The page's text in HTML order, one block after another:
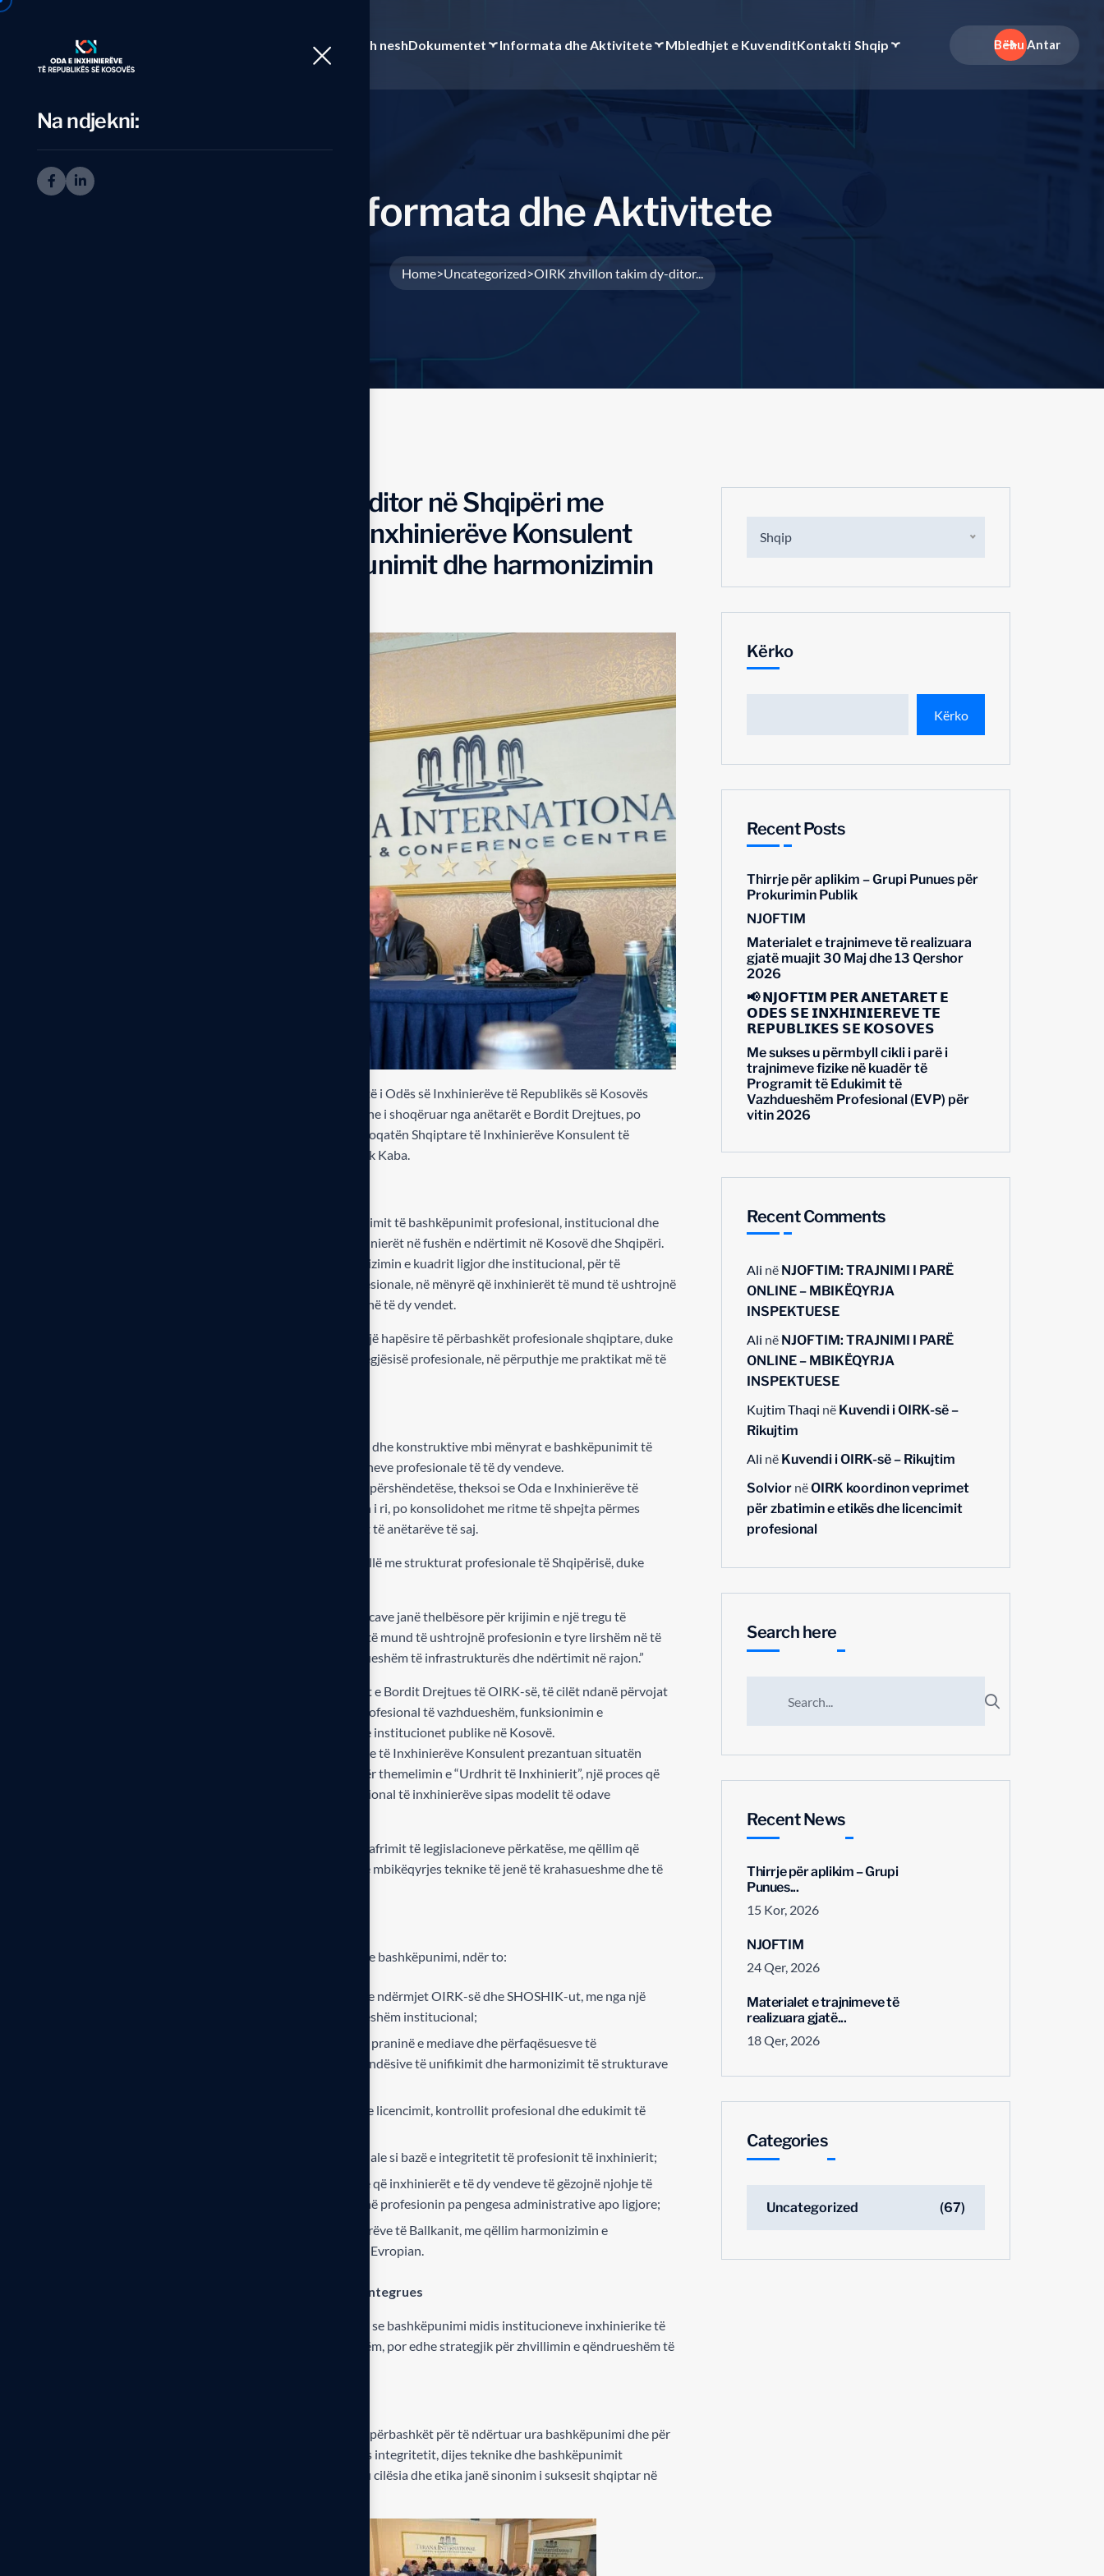
Ballina Rreth neshDokumentet Informata dhe Aktivitete Mbledhjet e KuvenditKontakti Shqip Bëhu Antar
Na ndjekni:
formata dheAktivitete
Home>Uncategorized>OIRK zhvillon takim dy-ditor...
OIRK zhvillon takim dy-ditor në Shqipëri me
Shoqatën Shqiptare të Inxhinierëve Konsulent
për forcimin e bashkëpunimit dhe harmonizimin
Në datat 9 dhe 10 tetor 2025, një delegacion i lartë i Odës së Inxhinierëve të Republikës së Kosovës
(OIRK), i kryesuar nga Kryetari z. Arsim Rapuca dhe i shoqëruar nga anëtarët e Bordit Drejtues, po
zhvillon një takim zyrtar dy-ditor në Tiranë me Shoqatën Shqiptare të Inxhinierëve Konsulent të
Shqipërisë (SHOSHIK), të kryesuar nga Prof. Faruk Kaba.
Ky takim shënoi një hap të rëndësishëm drejt forcimit të bashkëpunimit profesional, institucional dhe
ligjor midis dy organizatave që përfaqësojnë inxhinierët në fushën e ndërtimit në Kosovë dhe Shqipëri.
Në fokus të diskutimeve ishte nevoja për harmonizimin e kuadrit ligjor dhe institucional, për të
mundësuar njohjen e ndërsjellë të licencave profesionale, në mënyrë që inxhinierët të mund të ushtrojnë
profesionin e tyre lirshëm dhe pa pengesa ligjore në të dy vendet.
Ky proces konsiderohet thelbësor për krijimin e një hapësire të përbashkët profesionale shqiptare, duke
përforcuar standardet e cilësisë, etikës dhe përgjegjësisë profesionale, në përputhje me praktikat më të
Gjatë takimit, palët zhvilluan diskutime të hapura dhe konstruktive mbi mënyrat e bashkëpunimit të
qëndrueshëm dhe të strukturuar midis institucioneve profesionale të të dy vendeve.
Kryetari i OIRK-së, z. Arsim Rapuca, në fjalën e tij përshëndetëse, theksoi se Oda e Inxhinierëve të
Republikës së Kosovës, megjithëse një institucion i ri, po konsolidohet me ritme të shpejta përmes
profesionalizmit, transparencës dhe përkushtimit të anëtarëve të saj.
Ai nënvizoi rëndësinë e bashkëpunimit të ndërsjellë me strukturat profesionale të Shqipërisë, duke
“Harmonizimi ligjor dhe njohja e ndërsjellë e licencave janë thelbësore për krijimin e një tregu të
përbashkët profesional, ku inxhinierët shqiptarë të mund të ushtrojnë profesionin e tyre lirshëm në të
dy vendet, duke kontribuar në zhvillimin e qëndrueshëm të infrastrukturës dhe ndërtimit në rajon.”
Në takim dhanë kontribut të çmuar edhe anëtarët e Bordit Drejtues të OIRK-së, të cilët ndanë përvojat
e tyre lidhur me proceset e licencimit, edukimit profesional të vazhdueshëm, funksionimin e
komisioneve profesionale dhe bashkëpunimin me institucionet publike në Kosovë.
Nga ana tjetër, përfaqësuesit e Shoqatës Shqiptare të Inxhinierëve Konsulent prezantuan situatën
aktuale në Shqipëri, ku po pritet miratimi i ligjit për themelimin e “Urdhrit të Inxhinierit”, një proces që
pritet të vendosë bazat për një organizim institucional të inxhinierëve sipas modelit të odave
Në këtë drejtim, palët diskutuan mundësinë e përafrimit të legjislacioneve përkatëse, me qëllim që
proceset e licencimit, kategorive profesionale dhe mbikëqyrjes teknike të jenë të krahasueshme dhe të
Në kuadër të takimit u trajtuan disa tema kryesore bashkëpunimi, ndër to:
Krijimi i një lidhjeje të përhershme koordinuese ndërmjet OIRK-së dhe SHOSHIK-ut, me nga një
përgjegjës-sekretar për komunikim të vazhdueshëm institucional;
Përgatitja e një takimi zyrtar të përbashkët me praninë e mediave dhe përfaqësuesve të
institucioneve shtetërore, për diskutimin e mundësive të unifikimit dhe harmonizimit të strukturave
Shkëmbimi i përvojave profesionale në fushat e licencimit, kontrollit profesional dhe edukimit të
Promovimi i etikës dhe përgjegjësisë profesionale si bazë e integritetit të profesionit të inxhinierit;
Koordinimi për harmonizimin ligjor, në mënyrë që inxhinierët e të dy vendeve të gëzojnë njohje të
ndërsjellë të licencave dhe të mund të ushtrojnë profesionin pa pengesa administrative apo ligjore;
Krijimi i një forumi rajonal të odave të inxhinierëve të Ballkanit, me qëllim harmonizimin e
standardeve profesionale me ato të Bashkimit Evropian.
Drejt një bashkëpunimi të qëndrueshëm dhe integrues
Në përmbyllje të takimit të sotëm, palët theksuan se bashkëpunimi midis institucioneve inxhinierike të
Kosovës dhe Shqipërisë është jo vetëm i nevojshëm, por edhe strategjik për zhvillimin e qëndrueshëm të
“Ne, inxhinierët shqiptarë, kemi një përgjegjësi të përbashkët për të ndërtuar ura bashkëpunimi dhe për
të forcuar vlerat tona profesionale. Vetëm përmes integritetit, dijes teknike dhe bashkëpunimit
institucional mund të ndërtojmë një të ardhme ku cilësia dhe etika janë sinonim i suksesit shqiptar në
Shqip
Kërko
Kërko
Recent Posts
Thirrje për aplikim – Grupi Punues për
Prokurimin Publik
NJOFTIM
Materialet e trajnimeve të realizuara
gjatë muajit 30 Maj dhe 13 Qershor
2026
📢 𝗡𝗝𝗢𝗙𝗧𝗜𝗠 𝗣𝗘̈𝗥 𝗔𝗡𝗘̈𝗧𝗔𝗥𝗘̈𝗧 𝗘
𝗢𝗗𝗘̈𝗦 𝗦𝗘̈ 𝗜𝗡𝗫𝗛𝗜𝗡𝗜𝗘𝗥𝗘̈𝗩𝗘 𝗧𝗘̈
𝗥𝗘𝗣𝗨𝗕𝗟𝗜𝗞𝗘̈𝗦 𝗦𝗘̈ 𝗞𝗢𝗦𝗢𝗩𝗘̈𝗦
Me sukses u përmbyll cikli i parë i
trajnimeve fizike në kuadër të
Programit të Edukimit të
Vazhdueshëm Profesional (EVP) për
vitin 2026
Recent Comments
Ali në NJOFTIM: TRAJNIMI I PARË
ONLINE – MBIKËQYRJA
INSPEKTUESE
Ali në NJOFTIM: TRAJNIMI I PARË
ONLINE – MBIKËQYRJA
INSPEKTUESE
Kujtim Thaqi në Kuvendi i OIRK-së –
Rikujtim
Ali në Kuvendi i OIRK-së – Rikujtim
Solvior nëOIRK koordinon veprimet
për zbatimin e etikës dhe licencimit
profesional
Search here
Recent News
Thirrje për aplikim – Grupi
Punues...
15 Kor, 2026
NJOFTIM
24 Qer, 2026
Materialet e trajnimeve të
realizuara gjatë...
18 Qer, 2026
Categories
Uncategorized (67)